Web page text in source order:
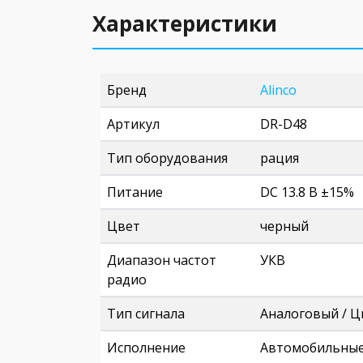
Характеристики
Бренд
Alinco
Артикул
DR-D48
Тип оборудования
рация
Питание
DC 13.8 В ±15%
Цвет
черный
Диапазон частот
радио
УКВ
Тип сигнала
Аналоговый /
Исполнение